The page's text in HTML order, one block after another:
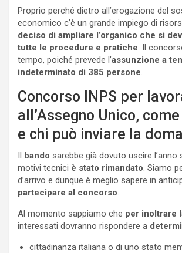
Proprio perché dietro all’erogazione del
economico c’è un grande impiego di
deciso di ampliare l’organico che si
tutte le procedure e pratiche . Il
tempo, poiché prevede l’assunzione a
indeterminato di 385 persone
Concorso INPS per
all’Assegno Unico,
e chi può inviare la
Il bando sarebbe già dovuto uscire
motivi tecnici è stato rimandato . Siamo
d’arrivo e dunque è meglio sapere in
partecipare al concorso
Al momento sappiamo che per inoltrare
interessati dovranno rispondere a
cittadinanza italiana o di uno stato